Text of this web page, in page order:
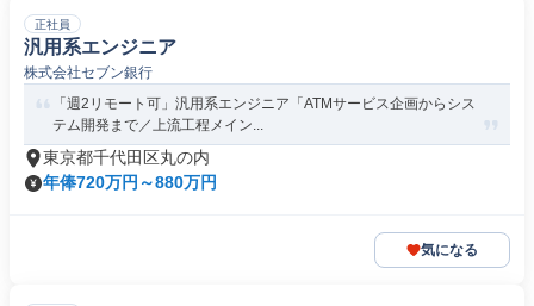
正社員
汎用系エンジニア
株式会社セブン銀行
「週2リモート可」汎用系エンジニア「ATMサービス企画からシス
テム開発まで／上流工程メイン...
東京都千代田区丸の内
年俸720万円～880万円
気になる